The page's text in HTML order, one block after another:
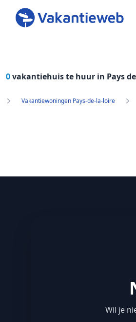
0vakantiehuis te huur in Pays
Vakantiewoningen Pays-de-la-loire
Wil je